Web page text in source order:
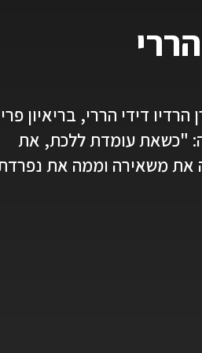
דידי הררי, בריאיון
"כשאת עומדת ללכת, את
את משאירה וממה את